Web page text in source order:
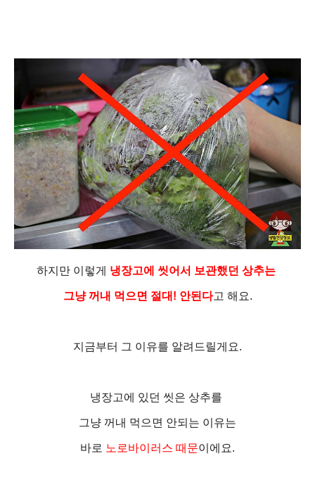
하지만 이렇게 냉장고에 씻어서 보관했던 상추는
그냥 꺼내 먹으면 절대! 안된다고 해요.
지금부터 그 이유를 알려드릴게요.
냉장고에 있던 씻은 상추를
그냥 꺼내 먹으면 안되는 이유는
바로 노로바이러스 때문이에요.